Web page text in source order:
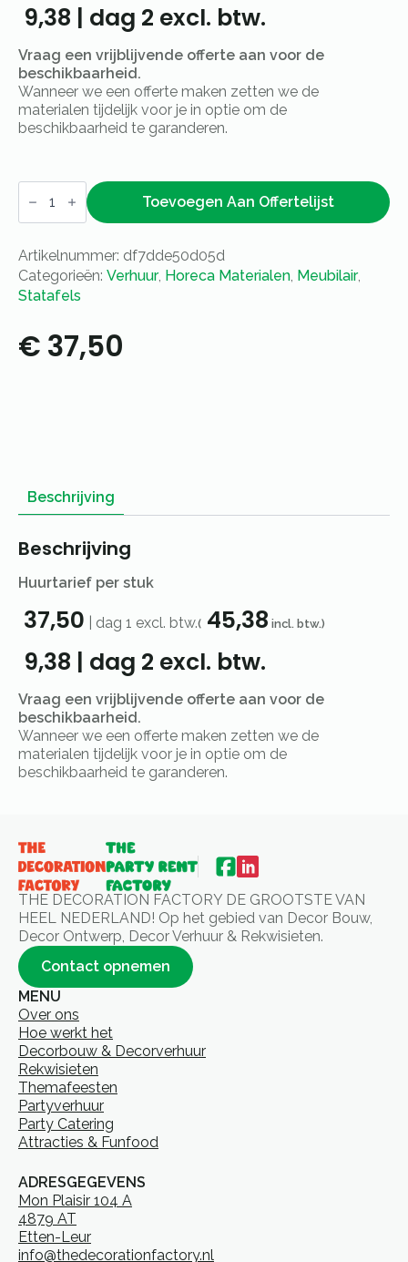
9,38 | dag 2 excl. btw.
Vraag een vrijblijvende offerte aan voor de
beschikbaarheid.
Wanneer we een offerte maken zetten we de
materialen tijdelijk voor je in optie om de
beschikbaarheid te garanderen.
Statafel
Cuba
zwart/marmer
aantal
Toevoegen Aan Offertelijst
Artikelnummer: df7dde50d05d
Categorieën: Verhuur, Horeca Materialen, Meubilair,
Statafels
€ 37,50
Beschrijving
Beschrijving
Huurtarief per stuk
37,50 dag 1 excl. btw.( 45,38 incl. btw.)
9,38 | dag 2 excl. btw.
Vraag een vrijblijvende offerte aan voor de
beschikbaarheid.
Wanneer we een offerte maken zetten we de
materialen tijdelijk voor je in optie om de
beschikbaarheid te garanderen.
THE DECORATION FACTORY DE GROOTSTE VAN
HEEL NEDERLAND! Op het gebied van Decor Bouw,
Decor Ontwerp, Decor Verhuur & Rekwisieten.
Contact opnemen
MENU
Over ons
Hoe werkt het
Decorbouw & Decorverhuur
Rekwisieten
Themafeesten
Partyverhuur
Party Catering
Attracties & Funfood
ADRESGEGEVENS
Mon Plaisir 104 A
4879 AT
Etten-Leur
info@thedecorationfactory.nl